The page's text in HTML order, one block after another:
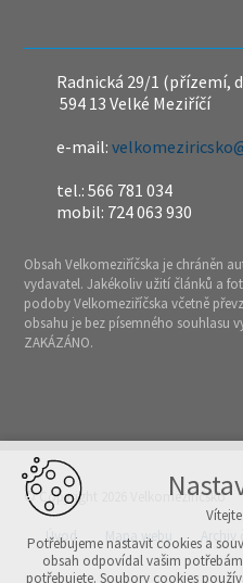
Radnická 29/1 (přízemí,
594 13 Velké Meziříčí
e-mail:
tel.: 566 781 034
mobil: 724 063 930
Obsah Velkomeziříčska je chráněn
vydavatel. Jakékoliv užití článků a
podoby Velkomeziříčska včetně
obsahu je bez písemného souhlasu
ZAKÁZÁNO.
© Copyright 2026 Velkomeziříčsko
Úvod Mapa webu
Potřebujeme nastavit cookies a
obsah odpovídal vašim
potřebujete. Soubory cookies